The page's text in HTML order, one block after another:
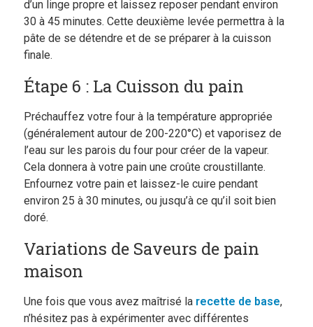
d’un linge propre et laissez reposer pendant environ
30 à 45 minutes. Cette deuxième levée permettra à la
pâte de se détendre et de se préparer à la cuisson
finale.
Étape 6 : La Cuisson du pain
Préchauffez votre four à la température appropriée
(généralement autour de 200-220°C) et vaporisez de
l’eau sur les parois du four pour créer de la vapeur.
Cela donnera à votre pain une croûte croustillante.
Enfournez votre pain et laissez-le cuire pendant
environ 25 à 30 minutes, ou jusqu’à ce qu’il soit bien
doré.
Variations de Saveurs de pain
maison
Une fois que vous avez maîtrisé la recette de base,
n’hésitez pas à expérimenter avec différentes